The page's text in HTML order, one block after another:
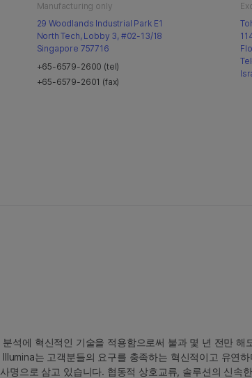
Manufacturing only
29 Woodlands Industrial Park E1
North Tech, Lobby 3, #02-13/18
Singapore 757716
+65-6579-2600 (tel)
+65-6579-2601 (fax)
석에 혁신적인 기술을 적용함으로써 불과 몇 년 전만 해
는 고객분들의 요구를 충족하는 혁신적이고 유연하
명으로 삼고 있습니다. 협동적 상호교류, 솔루션의 신속